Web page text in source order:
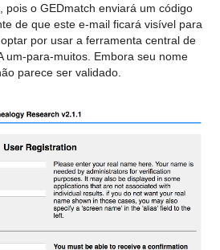
pois o GEDmatch enviará um código
de que este e-mail ficará visível para
por usar a ferramenta central de
um-para-muitos. Embora seu nome
parece ser validado.